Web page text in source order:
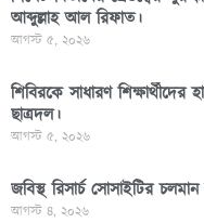
আব্দুল্লাহ আল রিফাত।
আগস্ট ৫, ২০২৬
শিবিরকে সাধারণ
ছাত্রদল।
আগস্ট ৫, ২০২৬
জবিস্থ রিসার্চ সোসাইটির
আগস্ট ৪, ২০২৬